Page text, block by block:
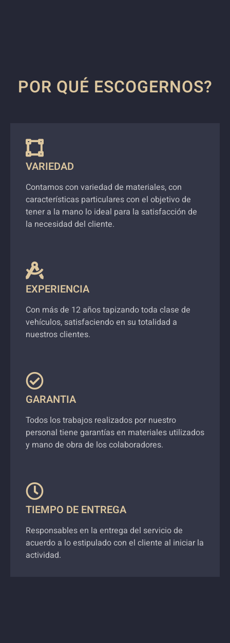
POR QUÉ ESCOGERNOS?
VARIEDAD
Contamos con variedad de materiales, con
características particulares con el objetivo de
tener a la mano lo ideal para la satisfacción de
la necesidad del cliente.
EXPERIENCIA
Con más de 12 años tapizando toda clase de
vehículos, satisfaciendo en su totalidad a
nuestros clientes.
GARANTIA
Todos los trabajos realizados por nuestro
personal tiene garantías en materiales utilizados
y mano de obra de los colaboradores.
TIEMPO DE ENTREGA
Responsables en la entrega del servicio de
acuerdo a lo estipulado con el cliente al iniciar la
actividad.